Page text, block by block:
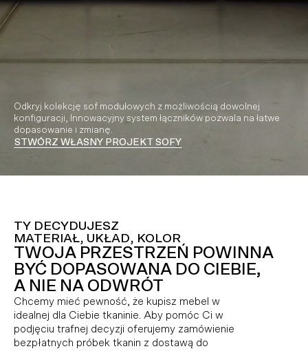
Odkryj kolekcję sof modułowych z możliwością dowolnej
konfiguracji, Innowacyjny system łączników pozwala na łatwe
dopasowanie i zmianę.
STWÓRZ WŁASNY PROJEKT SOFY
TY DECYDUJESZ
MATERIAŁ, UKŁAD, KOLOR
TWOJA PRZESTRZEŃ POWINNA
BYĆ DOPASOWANA DO CIEBIE,
A NIE NA ODWRÓT
Chcemy mieć pewność, że kupisz mebel w
idealnej dla Ciebie tkaninie. Aby pomóc Ci w
podjęciu trafnej decyzji oferujemy zamówienie
bezpłatnych próbek tkanin z dostawą do